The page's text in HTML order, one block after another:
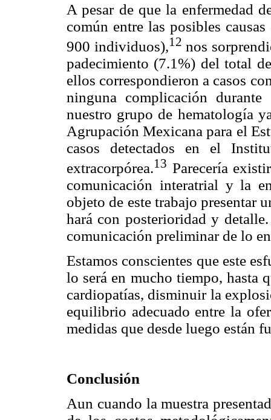
A pesar de que la enfermedad
común entre las posibles
900 individuos),12 nos
padecimiento (7.1%) del total
ellos correspondieron a casos
ninguna complicación
nuestro grupo de hematología
Agrupación Mexicana para el
casos detectados en el
extracorpórea.13 Parecería
comunicación interatrial y la
objeto de este trabajo presentar
hará con posterioridad y
comunicación preliminar de lo
Estamos conscientes que este
lo será en mucho tiempo, hasta
cardiopatías, disminuir la
equilibrio adecuado entre la
medidas que desde luego están
Conclusión
Aun cuando la muestra